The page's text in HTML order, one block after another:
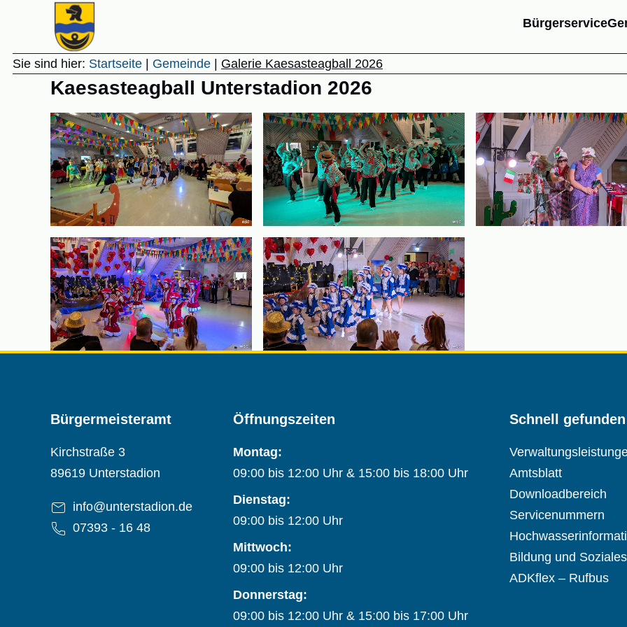
Gemeinde Unterstadion
Bürgerservice
Sie sind hier: Startseite Gemeinde Galerie Kaesasteagball 2026
Kaesasteagball Unterstadion 2026
Bürgermeisteramt
Adresse:
Kirchstraße 3
89619 Unterstadion
E-Mail-Adresse:
info@unterstadion.de
Telefon:
07393 - 16 48
Öffnungszeiten
Montag:
09:00 bis 12:00 Uhr & 15:00 bis 18:00 Uhr
Dienstag:
09:00 bis 12:00 Uhr
Mittwoch:
09:00 bis 12:00 Uhr
Donnerstag:
09:00 bis 12:00 Uhr & 15:00 bis 17:00 Uhr
Schnell gefunden
Amtsblatt
Downloadbereich
Servicenummern
Bildung und Soziales
ADKflex – Rufbus